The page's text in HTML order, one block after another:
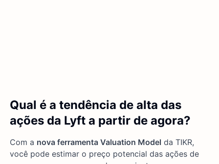
Qual é a tendência de alta das
ações da Lyft a partir de agora?
Com a nova ferramenta Valuation Model da TIKR,
você pode estimar o preço potencial das ações de